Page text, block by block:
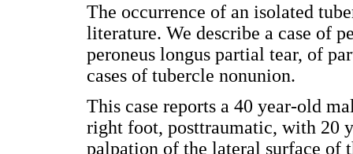
The occurrence of an isolated
literature. We describe a case of
peroneus longus partial tear, of
cases of tubercle nonunion.
This case reports a 40 year-old
right foot, posttraumatic, with 20
palpation of the lateral surface of